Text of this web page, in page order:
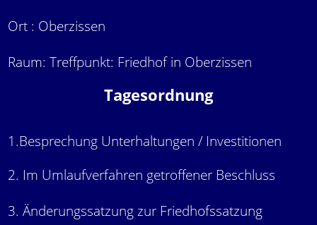
Ort : Oberzissen
Raum: Treffpunkt: Friedhof in Oberzissen
Tagesordnung
1.Besprechung Unterhaltungen / Investitionen
2. Im Umlaufverfahren getroffener Beschluss
3. Änderungssatzung zur Friedhofssatzung